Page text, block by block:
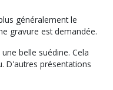
généralement le
gravure est demandée.
belle suédine. Cela
D'autres présentations